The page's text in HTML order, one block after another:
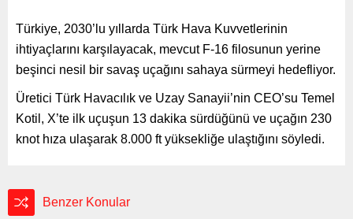
Türkiye, 2030’lu yıllarda Türk Hava Kuvvetlerinin
ihtiyaçlarını karşılayacak, mevcut F-16 filosunun yerine
beşinci nesil bir savaş uçağını sahaya sürmeyi hedefliyor.
Üretici Türk Havacılık ve Uzay Sanayii’nin CEO’su Temel
Kotil, X’te ilk uçuşun 13 dakika sürdüğünü ve uçağın 230
knot hıza ulaşarak 8.000 ft yüksekliğe ulaştığını söyledi.
Benzer Konular